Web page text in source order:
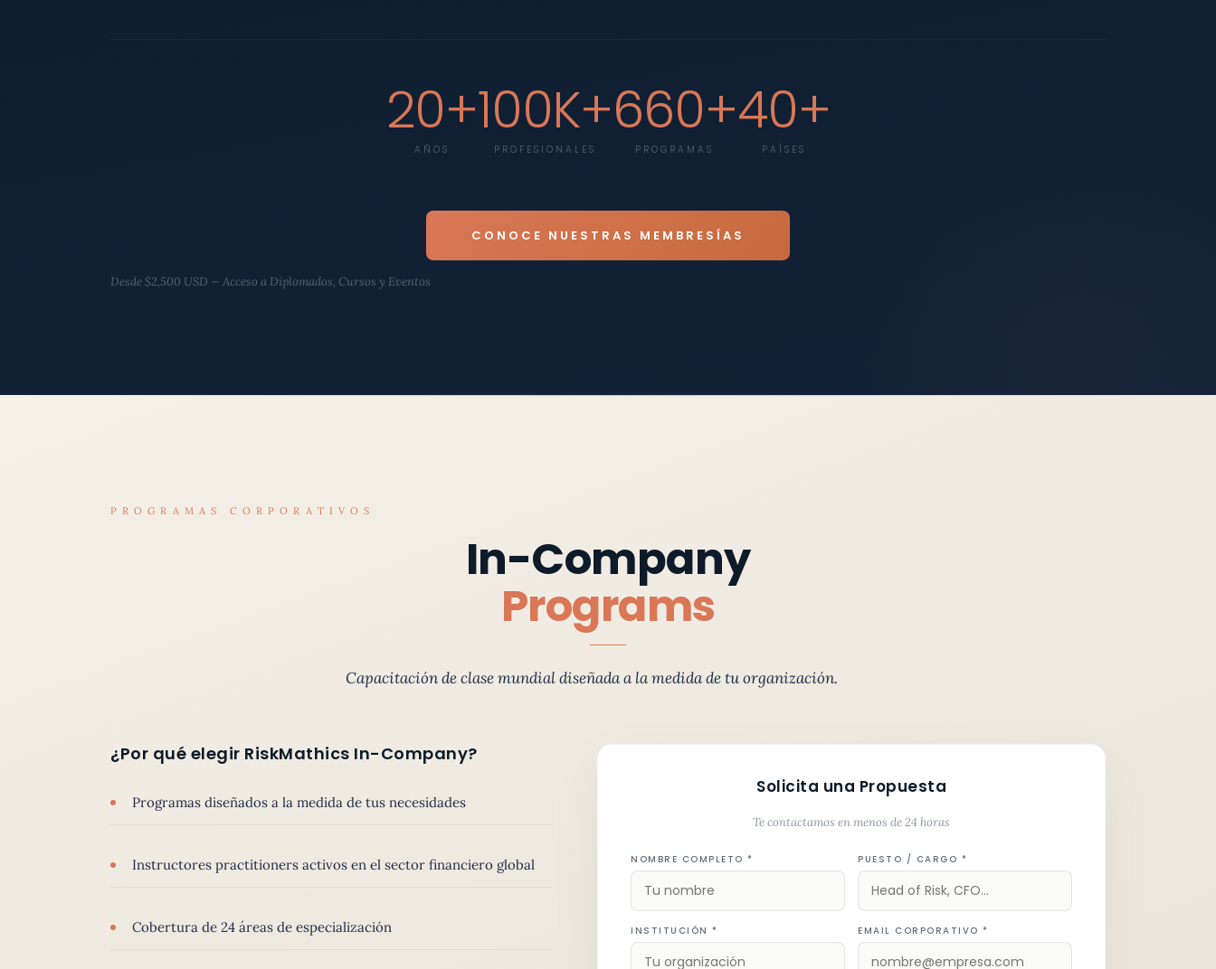
20+
AÑOS
100K+
PROFESIONALES
660+
PROGRAMAS
40+
PAÍSES
CONOCE NUESTRAS MEMBRESÍAS
Desde $2,500 USD — Acceso a Diplomados, Cursos y Eventos
PROGRAMAS CORPORATIVOS
In-Company
Programs
Capacitación de clase mundial diseñada a la medida de tu organización.
¿Por qué elegir RiskMathics In-Company?
Programas diseñados a la medida de tus necesidades
Instructores practitioners activos en el sector financiero global
Cobertura de 24 áreas de especialización
Solicita una Propuesta
Te contactamos en menos de 24 horas
NOMBRE COMPLETO * PUESTO / CARGO *
INSTITUCIÓN * EMAIL CORPORATIVO *